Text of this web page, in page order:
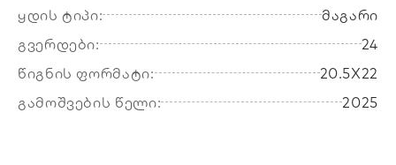
ყდის ტიპი:
მაგარი
გვერდები:
24
წიგნის ფორმატი:
20.5X22
გამოშვების წელი:
2025